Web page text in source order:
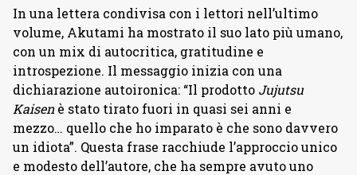
In una lettera condivisa con i lettori nell’ultimo
volume, Akutami ha mostrato il suo lato più umano,
con un mix di autocritica, gratitudine e
introspezione. Il messaggio inizia con una
dichiarazione autoironica: “Il prodotto Jujutsu
Kaisenè stato tirato fuori in quasi sei anni e
mezzo… quello che ho imparato è che sono davvero
un idiota”. Questa frase racchiude l’approccio unico
e modesto dell’autore, che ha sempre avuto uno